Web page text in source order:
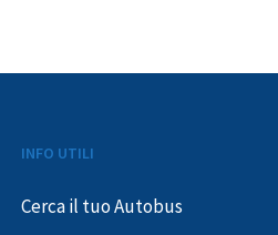
INFO UTILI
Cerca il tuo Autobus